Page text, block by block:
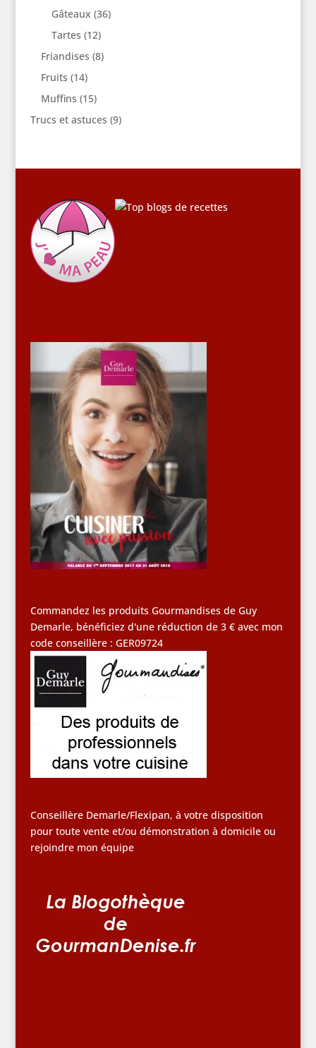
Gâteaux (36)
Tartes (12)
Friandises (8)
Fruits (14)
Muffins (15)
Trucs et astuces (9)
Commandez les produits Gourmandises de Guy
Demarle, bénéficiez d'une réduction de 3 € avec mon
code conseillère : GER09724
Conseillère Demarle/Flexipan, à votre disposition
pour toute vente et/ou démonstration à domicile ou
rejoindre mon équipe